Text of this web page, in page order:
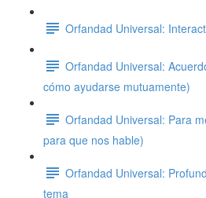
Orfandad Universal:
Orfandad Universal:
cómo ayudarse mutuamente)
Orfandad Universal: Para
para que nos hable)
Orfandad Universal:
tema